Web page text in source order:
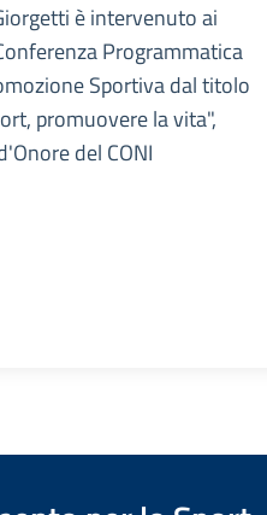
è intervenuto ai
Programmatica
Sportiva dal titolo
promuovere la vita",
del CONI